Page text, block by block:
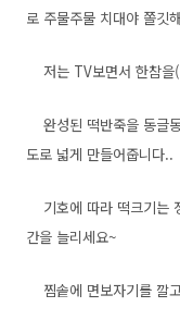
로 주물주물 치대야 쫄깃
저는 TV보면서 한참을
완성된 떡반죽을 동글
도로 넓게 만들어줍니다..
기호에 따라 떡크기는
간을 늘리세요~
찜솥에 면보자기를 깔